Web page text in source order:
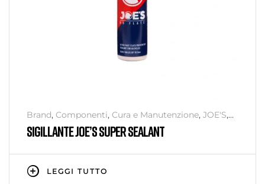
Brand, Componenti, Cura e Manutenzione, JOE'S,
Officina,Senza categoria
SIGILLANTE JOE’S SUPER SEALANT
LEGGI TUTTO